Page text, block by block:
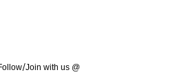
Join with us @